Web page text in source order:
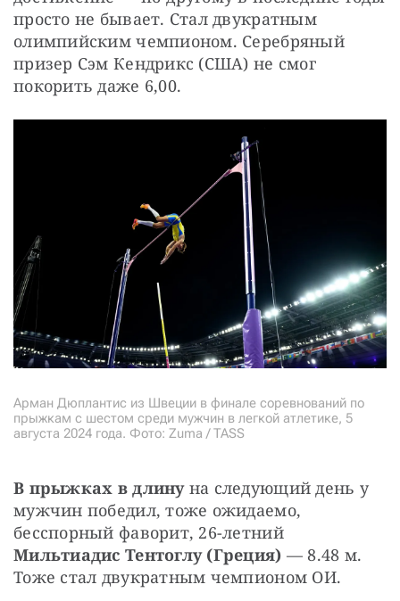
просто не бывает. Стал двукратным
олимпийским чемпионом. Серебряный
призер Сэм Кендрикс (США) не смог
покорить даже 6,00.
Арман Дюплантис из Швеции в финале соревнований по
прыжкам с шестом среди мужчин в легкой атлетике, 5
августа 2024 года. Фото: Zuma / TASS
В прыжках в длину на следующий день у
мужчин победил, тоже ожидаемо,
бесспорный фаворит, 26-летний
Мильтиадис Тентоглу (Греция) — 8.48 м.
Тоже стал двукратным чемпионом ОИ.